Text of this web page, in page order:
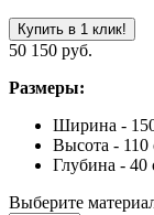
Купить в 1 клик!
50 150 руб.
Размеры:
Ширина -
Высота - 110
Глубина - 40
Выберите